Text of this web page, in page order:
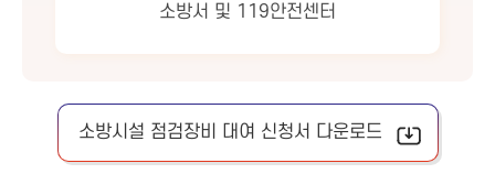
소방서 및 119안전센터
소방시설 점검장비 대여 신청서 다운로드